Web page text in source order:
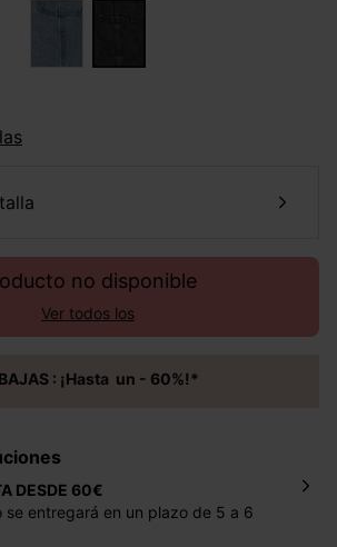
no disponible
Ver todos los
: ¡Hasta un - 60%!*
DESDE 60€
se entregará en un plazo de 5 a 6